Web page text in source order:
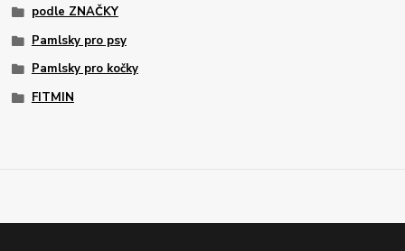
podle ZNAČKY
Pamlsky pro psy
Pamlsky pro kočky
FITMIN